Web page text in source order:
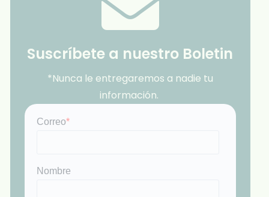
Suscríbete a nuestro Boletin
*Nunca le entregaremos a nadie tu
información.